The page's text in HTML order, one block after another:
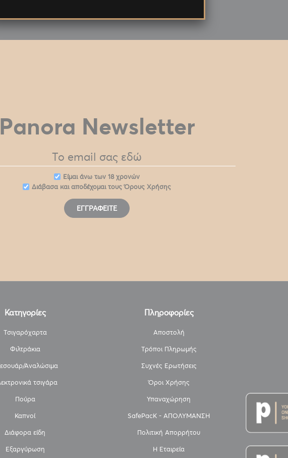
Panora Newsletter
Eίμαι άνω των 18 χρονών
Διάβασα και αποδέχομαι τουςΌρους Χρήσης
ΕΓΓΡΑΦΕΊΤΕ
Κατηγορίες
Τσιγαρόχαρτα
Φιλτράκια
Αναλώσιμα
τσιγάρα
Πούρα
Καπνοί
Διάφορα είδη
Εξαργύρωση
Πληροφορίες
Αποστολή
Τρόποι Πληρωμής
Συχνές Ερωτήσεις
Όροι Χρήσης
Υπαναχώρηση
SafePacK - ΑΠΟΛΥΜΑΝΣΗ
Πολιτική Απορρήτου
Η Εταιρεία